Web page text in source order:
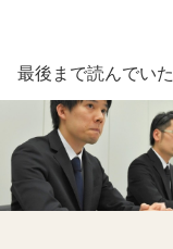
最後まで読んでい